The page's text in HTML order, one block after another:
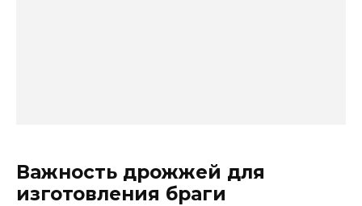
Важность дрожжей для
изготовления браги